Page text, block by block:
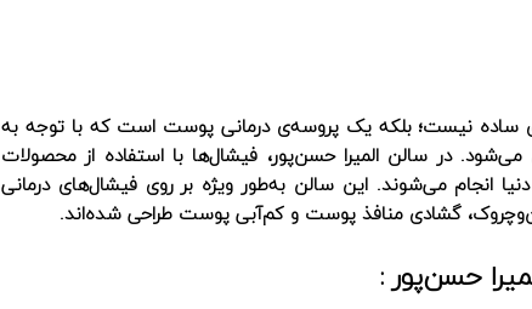
ساده نیست؛ بلکه یک پروسه‌ی درمانی پوست است که با توجه به
در سالن المیرا حسن‌پور، فیشال‌ها با استفاده از محصولات
انجام می‌شوند. این سالن به‌طور ویژه بر روی فیشال‌های درمانی
گشادی منافذ پوست و کم‌آبی پوست طراحی شده‌اند.
حسن‌پور :